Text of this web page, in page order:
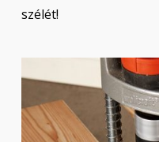
szélét!